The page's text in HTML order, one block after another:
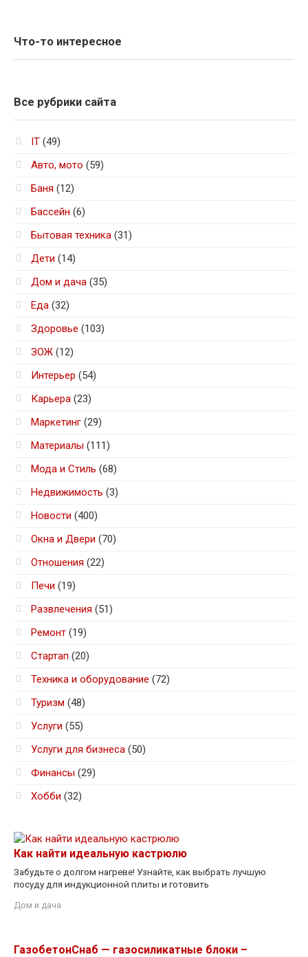
Что-то интересное
Все рубрики сайта
IT (49)
Авто, мото (59)
Баня (12)
Бассейн (6)
Бытовая техника (31)
Дети (14)
Дом и дача (35)
Еда (32)
Здоровье (103)
ЗОЖ (12)
Интерьер (54)
Карьера (23)
Маркетинг (29)
Материалы (111)
Мода и Стиль (68)
Недвижимость (3)
Новости (400)
Окна и Двери (70)
Отношения (22)
Печи (19)
Развлечения (51)
Ремонт (19)
Стартап (20)
Техника и оборудование (72)
Туризм (48)
Услуги (55)
Услуги для бизнеса (50)
Финансы (29)
Хобби (32)
Как найти идеальную кастрюлю
Забудьте о долгом нагреве! Узнайте, как выбрать лучшую
посуду для индукционной плиты и готовить
Дом и дача
ГазобетонСнаб — газосиликатные блоки –